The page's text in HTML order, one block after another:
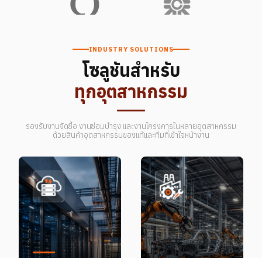
INDUSTRY SOLUTIONS
โซลูชันสำหรับ
ทุกอุตสาหกรรม
รองรับงานจัดซื้อ งานซ่อมบำรุง และงานโครงการในหลายอุตสาหกรรม
ด้วยสินค้าอุตสาหกรรมของแท้และทีมที่เข้าใจหน้างาน